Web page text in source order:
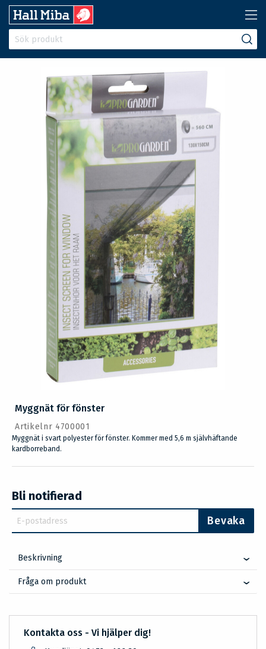
Myggnät för fönster
Artikelnr 4700001
Myggnät i svart polyester för fönster. Kommer med 5,6 m självhäftande
kardborreband.
Bli notifierad
Bevaka
Beskrivning
Fråga om produkt
Kontakta oss - Vi hjälper dig!